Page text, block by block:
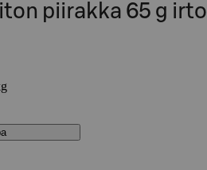
piirakka 65 g irto